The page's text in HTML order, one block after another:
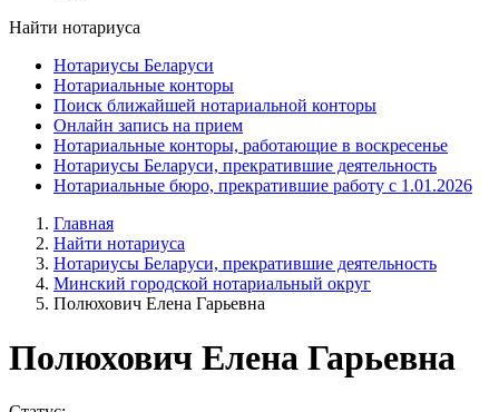
Найти нотариуса
Нотариусы Беларуси
Нотариальные конторы
Поиск ближайшей нотариальной конторы
Онлайн запись на прием
Нотариальные конторы, работающие в воскресенье
Нотариусы Беларуси, прекратившие деятельность
Нотариальные бюро, прекратившие работу с 1.01.2026
Главная
Найти нотариуса
Нотариусы Беларуси, прекратившие деятельность
Минский городской нотариальный округ
Полюхович Елена Гарьевна
Полюхович Елена Гарьевна